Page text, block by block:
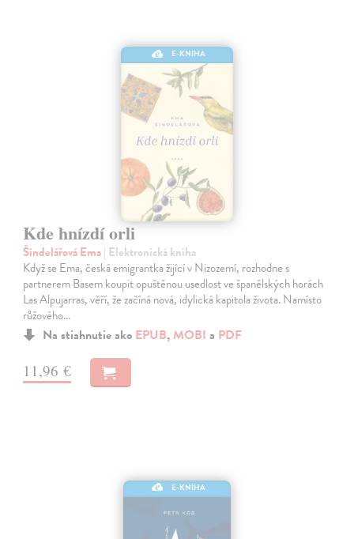
E-KNIHA
Kde hnízdí orli
Šindelářová Ema| Elektronická kniha
Když se Ema, česká emigrantka žijící v Nizozemí, rozhodne s
partnerem Basem koupit opuštěnou usedlost ve španělských horách
Las Alpujarras, věří, že začíná nová, idylická kapitola života. Namísto
růžového…
Na stiahnutie ako EPUB, MOBI a PDF
11,96 €
E-KNIHA